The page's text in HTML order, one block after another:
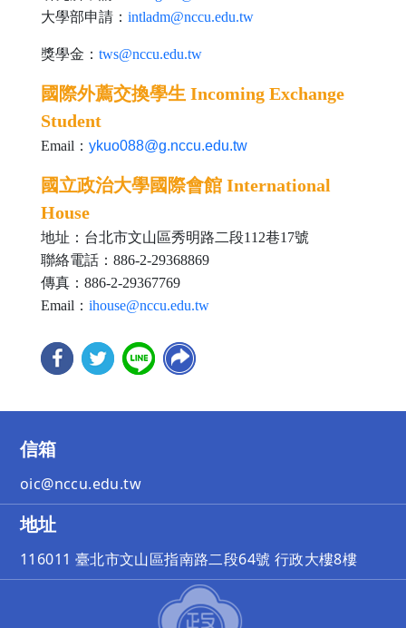
大學部申請： intladm@nccu.edu.tw
獎學金 ： tws@nccu.edu.tw
國際外薦交換學生 Incoming Exchange
Student
Email： ykuo088@g.nccu.edu.tw
國立政治大學國際會館 International
House
地址：台北市文山區秀明路二段112巷17號
聯絡電話：886-2-29368869
傳真：886-2-29367769
Email： ihouse@nccu.edu.tw
信箱
oic@nccu.edu.tw
地址
116011 臺北市文山區指南路二段64號 行政大樓8樓